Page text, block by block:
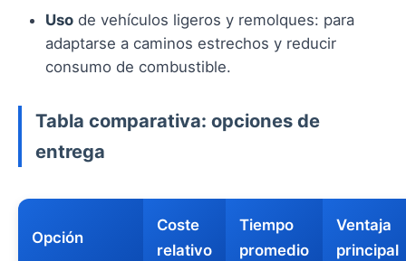
Uso de vehículos ligeros y remolques: para
adaptarse a caminos estrechos y reducir
consumo de combustible.
Tabla comparativa: opciones de
entrega
Opción
Coste
relativo
Tiempo
promedio
Ventaja
principal